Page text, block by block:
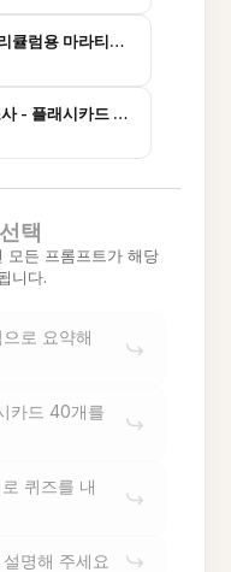
럼용 마라티어 플래시카드
- 플래시카드 원천 목록
택
든 프롬프트가 해당
니다.
로 요약해
카드 40개를
퀴즈를 내
명해 주세요